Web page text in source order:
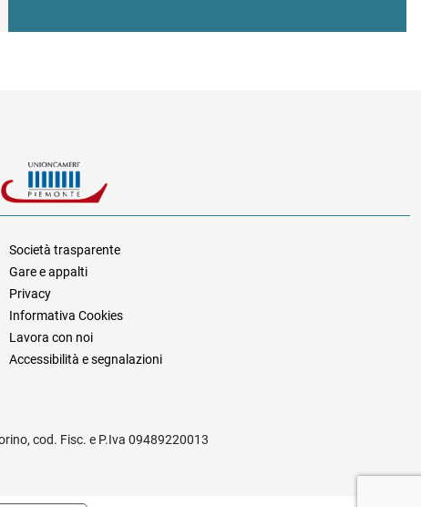
Società trasparente
Gare e appalti
Privacy
Informativa Cookies
Lavora con noi
Accessibilità e segnalazioni
cod. Fisc. e P.Iva 09489220013